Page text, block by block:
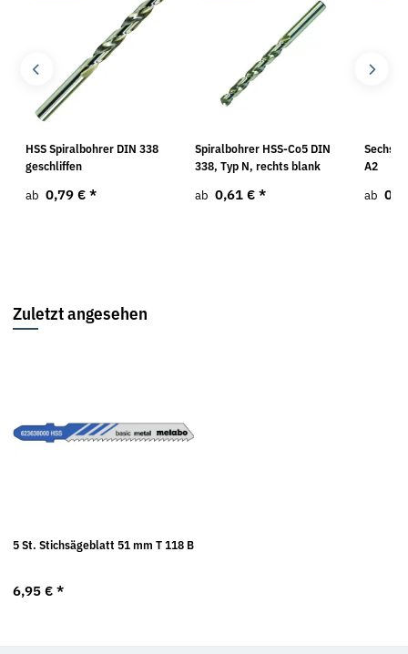
HSS Spiralbohrer DIN 338
geschliffen
ab 0,79 € *
Spiralbohrer HSS-Co5 DIN
338, Typ N, rechts blank
ab 0,61 € *
A2
ab
Zuletzt angesehen
5 St. Stichsägeblatt 51 mm T 118 B
6,95 € *